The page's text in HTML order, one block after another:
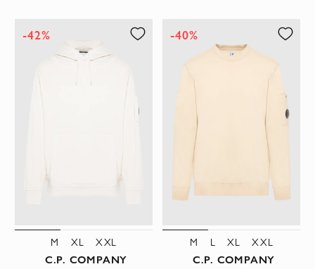
-42%
M XL XXL
C.P. COMPANY
-40%
M L XL XXL
C.P. COMPANY